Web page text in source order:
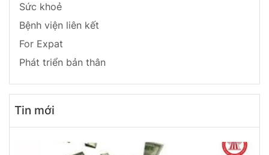
Sức khoẻ
Bệnh viện liên kết
For Expat
Phát triển bản thân
Tin mới